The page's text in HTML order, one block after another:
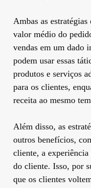
Ambas as
valor médio do
vendas em um dado
podem usar essas
produtos e serviços
para os clientes,
receita ao mesmo
Além disso, as
outros benefícios,
cliente, a experiência
do cliente. Isso, por
que os clientes